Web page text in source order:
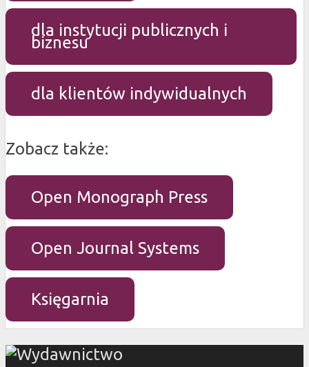
dla instytucji publicznych i
biznesu
dla klientów indywidualnych
Zobacz także:
Open Monograph Press
Open Journal Systems
Księgarnia